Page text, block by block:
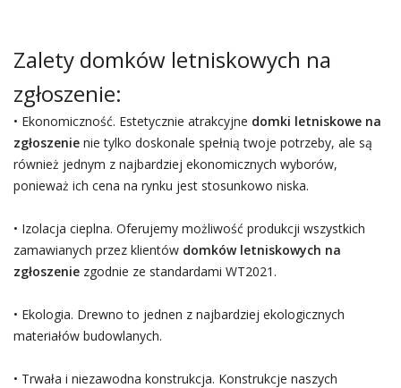
Zalety domków letniskowych na
zgłoszenie:
• Ekonomiczność. Estetycznie atrakcyjne domki letniskowe na
zgłoszenienie tylko doskonale spełnią twoje potrzeby, ale są
również jednym z najbardziej ekonomicznych wyborów,
ponieważ ich cena na rynku jest stosunkowo niska.
• Izolacja cieplna. Oferujemy możliwość produkcji wszystkich
zamawianych przez klientów domków letniskowych na
zgłoszeniezgodnie ze standardami WT2021.
• Ekologia. Drewno to jednen z najbardziej ekologicznych
materiałów budowlanych.
• Trwała i niezawodna konstrukcja. Konstrukcje naszych